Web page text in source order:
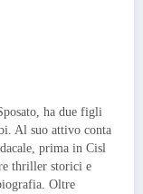
ha due figli
Al suo attivo conta
prima in Cisl
thriller storici e
Oltre